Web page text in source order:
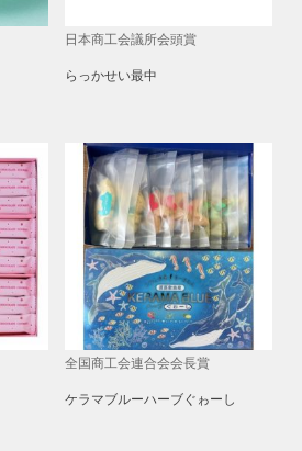
らっかせい最中
全国商工会連合会会長賞
ケラマブルーハーブぐゎーし